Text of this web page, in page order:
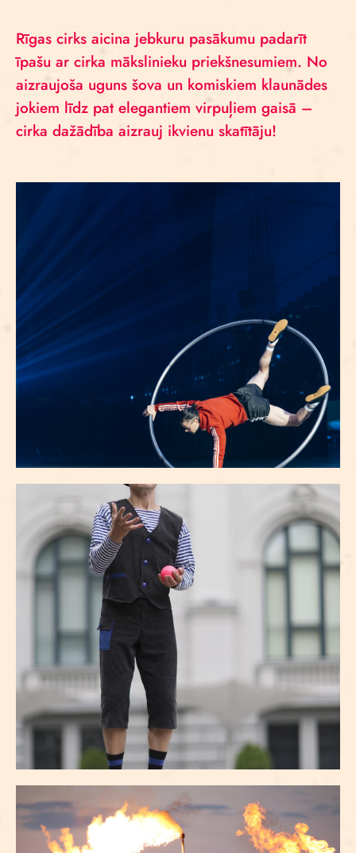
Rīgas cirks aicina jebkuru pasākumu padarīt
īpašu ar cirka mākslinieku priekšnesumiem. No
aizraujoša uguns šova un komiskiem klaunādes
jokiem līdz pat elegantiem virpuļiem gaisā –
cirka dažādība aizrauj ikvienu skatītāju!